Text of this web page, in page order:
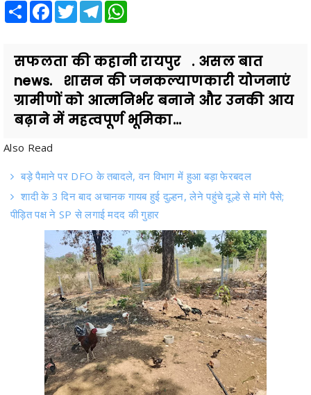
Share Facebook
Twitter Telegram
सफलता की कहानी रायपुर . असल बात
news. शासन की जनकल्याणकारी योजनाएं
ग्रामीणों को आत्मनिर्भर बनाने और उनकी आय
बढ़ाने में महत्वपूर्ण भूमिका...
Also Read
बड़े पैमाने पर DFO के तबादले, वन विभाग में हुआ बड़ा फेरबदल
शादी के 3 दिन बाद अचानक गायब हुई दुल्हन, लेने पहुंचे दूल्हे से मांगे पैसे;
पीड़ित पक्ष ने SP से लगाई मदद की गुहार